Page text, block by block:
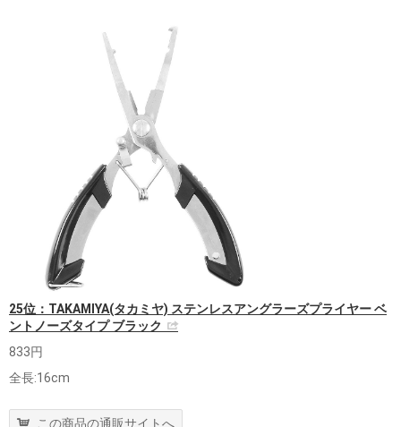
25位：TAKAMIYA(タカミヤ) ステンレスアングラーズプライヤー ベ
ントノーズタイプ ブラック
833円
全長:16cm
この商品の通販サイトへ